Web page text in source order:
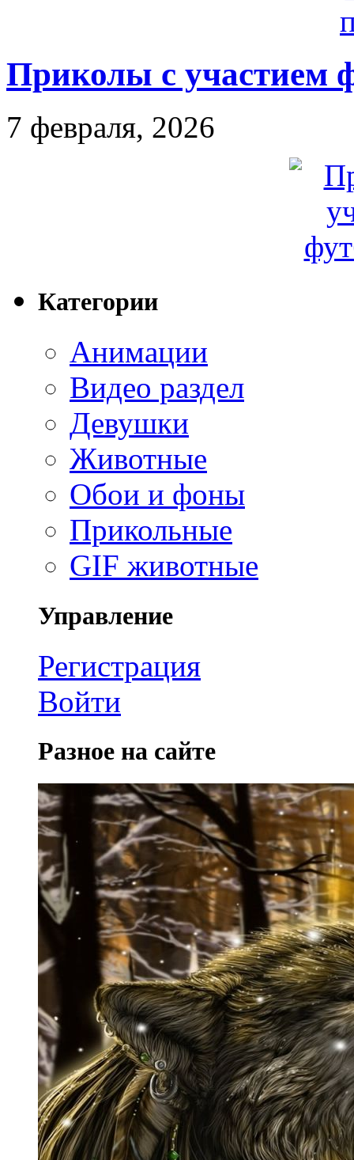
Приколы с участием
7 февраля, 2026
Категории
Анимации
Видео раздел
Девушки
Животные
Обои и фоны
Прикольные
GIF животные
Управление
Регистрация
Войти
Разное на сайте